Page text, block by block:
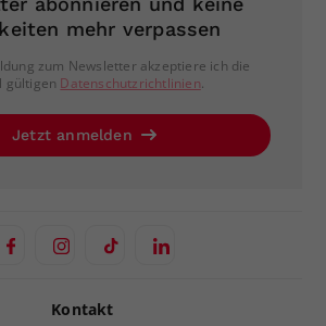
mehr verpassen
zum Newsletter akzeptiere ich die
gültigen Datenschutzrichtlinien.
Jetzt anmelden
Kontakt